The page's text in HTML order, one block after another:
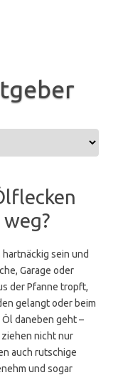
sein und
Garage oder
der Pfanne tropft,
gelangt oder beim
daneben geht –
nicht nur
auch rutschige
und sogar